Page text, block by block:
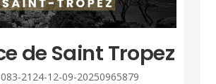
de Saint Tropez
2124-12-09-20250965879